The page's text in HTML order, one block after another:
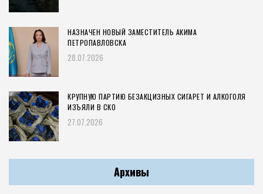
НАЗНАЧЕН НОВЫЙ ЗАМЕСТИТЕЛЬ АКИМА
ПЕТРОПАВЛОВСКА
28.07.2026
КРУПНУЮ ПАРТИЮ БЕЗАКЦИЗНЫХ СИГАРЕТ И АЛКОГОЛЯ
ИЗЪЯЛИ В СКО
27.07.2026
Архивы